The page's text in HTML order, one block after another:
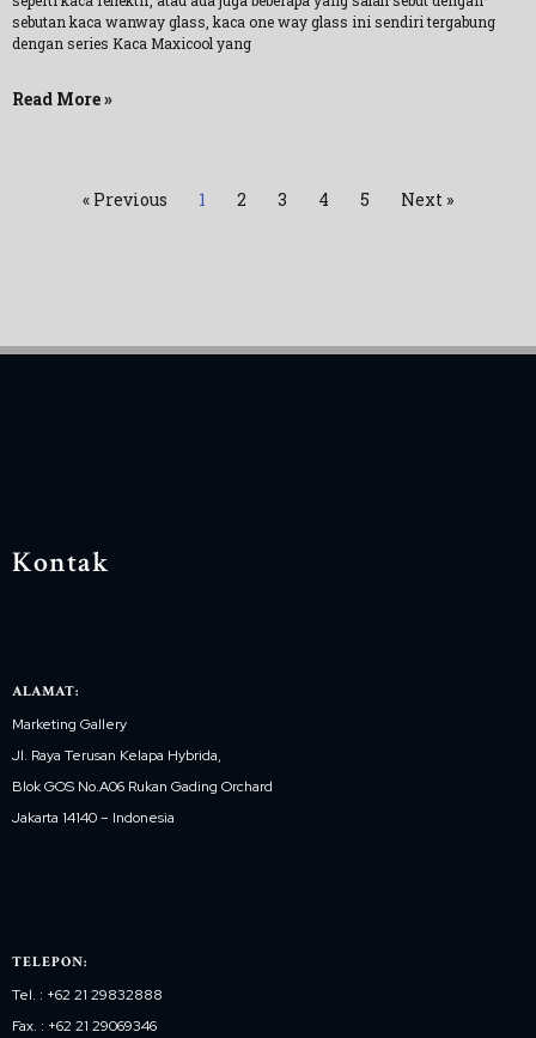
sebutan kaca wanway glass, kaca one way glass ini sendiri tergabung
dengan series Kaca Maxicool yang
Read More »
« Previous 1 2 3 4 5 Next »
Kontak
ALAMAT:
Marketing Gallery
Jl. Raya Terusan Kelapa Hybrida,
Blok GOS No.A06 Rukan Gading Orchard
Jakarta 14140 – Indonesia
TELEPON:
Tel. : +62 21 29832888
Fax. : +62 21 29069346